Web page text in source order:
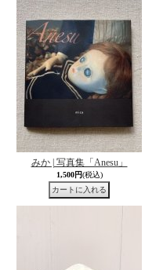
みか | 写真集「Anesu」
1,500円(税込)